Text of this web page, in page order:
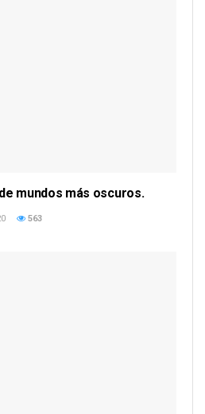
mundos más oscuros.
563